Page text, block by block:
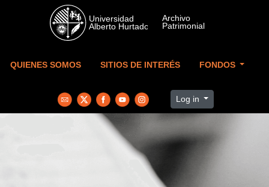
Skip to main content
QUIENES SOMOS SITIOS DE INTERÉS FONDOS
Log in